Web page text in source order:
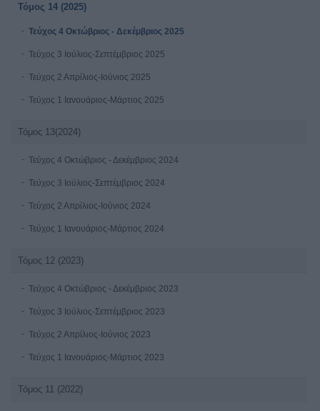
Τόμος 14 (2025)
Τεύχος 4 Οκτώβριος - Δεκέμβριος 2025
Τεύχος 3 Ιούλιος-Σεπτέμβριος 2025
Τεύχος 2 Απρίλιος-Ιούνιος 2025
Τεύχος 1 Ιανουάριος-Μάρτιος 2025
Τόμος 13(2024)
Τεύχος 4 Οκτώβριος - Δεκέμβριος 2024
Τεύχος 3 Ιούλιος-Σεπτέμβριος 2024
Τεύχος 2 Απρίλιος-Ιούνιος 2024
Τεύχος 1 Ιανουάριος-Μάρτιος 2024
Τόμος 12 (2023)
Τεύχος 4 Οκτώβριος - Δεκέμβριος 2023
Τεύχος 3 Ιούλιος-Σεπτέμβριος 2023
Τεύχος 2 Απρίλιος-Ιούνιος 2023
Τεύχος 1 Ιανουάριος-Μάρτιος 2023
Τόμος 11 (2022)